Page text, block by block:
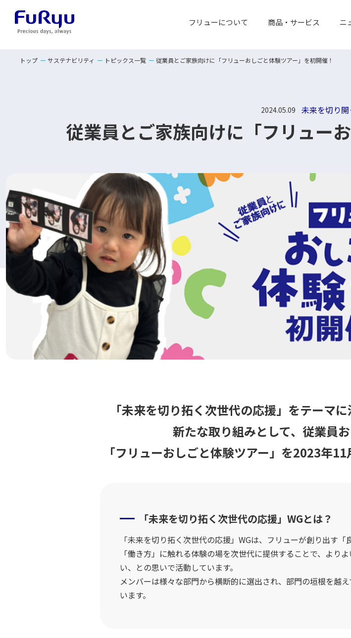
フリューについて 商品・サービス ニ
トップ サステナビリティ トピックス一覧 従業員とご家族向けに「フリューおしごと体験ツアー」を初開催！
2024.05.09 未来を切り
従業員とご家族向けに 「フリュー
「未来を切り拓く次世代の応援」をテーマ
新たな取り組みとして、 従業員
「フリューおしごと体験ツアー」を2023年11
「未来を切り拓く次世代の応援」WGとは？
「未来を切り拓く次世代の応援」WGは、フリューが創り出す
「働き方」に触れる体験の場を次世代に提供することで、より
い、との思いで活動しています。
メンバーは様々な部門から横断的に選出され、部門の垣根を越
います。